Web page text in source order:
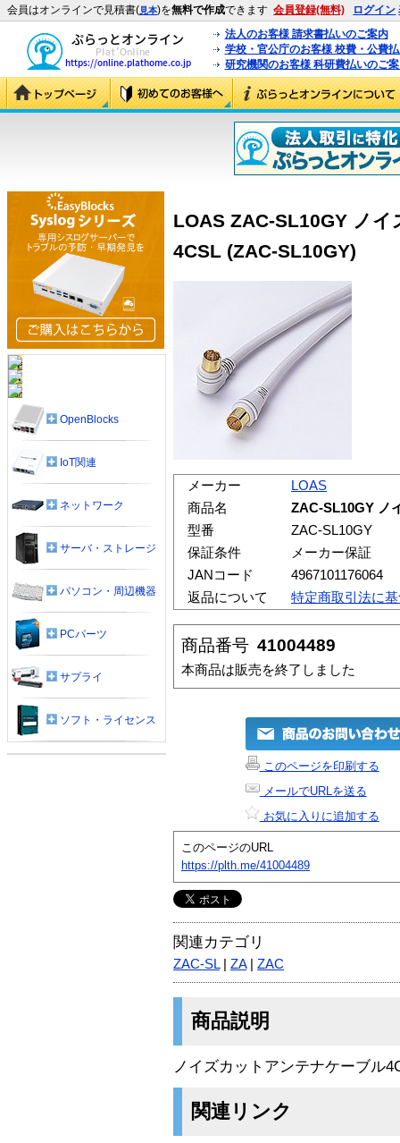
会員はオンラインで見積書(見本)を無料で作成できます 会員登録(無料) ログイン
法人のお客様 請求書払いのご案内
学校・官公庁のお客様 校費・公費
研究機関のお客様 科研費払いのご
LOAS ZAC-SL10GY ノ
4CSL (ZAC-SL10GY)
メーカー
LOAS
商品名
ZAC-SL10GY ノ
型番
ZAC-SL10GY
保証条件
メーカー保証
JANコード
4967101176064
返品について
特定商取引法に
商品番号 41004489
本商品は販売を終了しました
このページを印刷する
メールでURLを送る
お気に入りに追加する
このページのURL
https://plth.me/41004489
関連カテゴリ
ZAC-SL| ZA| ZAC
商品説明
ノイズカットアンテナケーブル
関連リンク
OpenBlocks
IoT関連
ネットワーク
サーバ・ストレージ
パソコン・周辺機器
PCパーツ
サプライ
ソフト・ライセンス